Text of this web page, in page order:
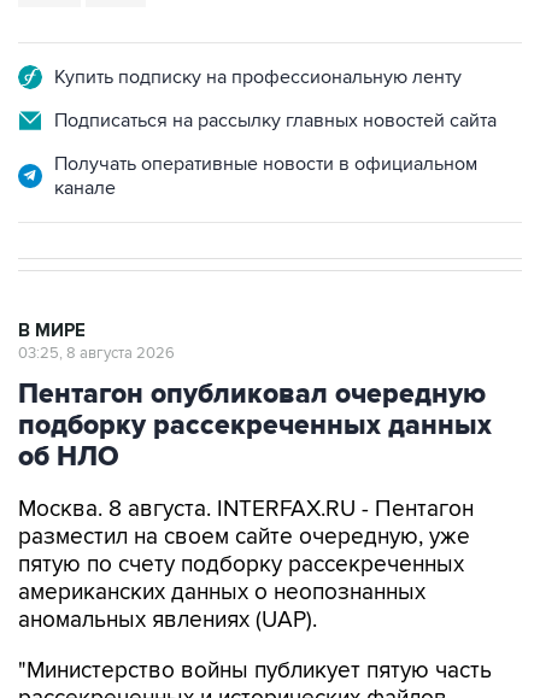
Купить подписку на профессиональную ленту
Подписаться на рассылку главных новостей сайта
Получать оперативные новости в официальном
канале
В МИРЕ
03:25, 8 августа 2026
Пентагон опубликовал очередную
подборку рассекреченных данных
об НЛО
Москва. 8 августа. INTERFAX.RU - Пентагон
разместил на своем сайте очередную, уже
пятую по счету подборку рассекреченных
американских данных о неопознанных
аномальных явлениях (UAP).
"Министерство войны публикует пятую часть